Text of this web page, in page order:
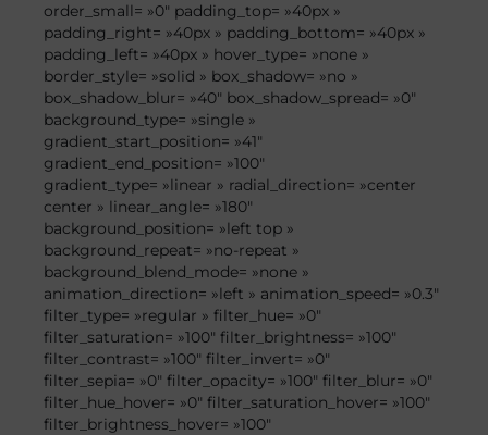
order_small= »0″ padding_top= »40px »
padding_right= »40px » padding_bottom= »40px »
padding_left= »40px » hover_type= »none »
border_style= »solid » box_shadow= »no »
box_shadow_blur= »40″ box_shadow_spread= »0″
background_type= »single »
gradient_start_position= »41″
gradient_end_position= »100″
gradient_type= »linear » radial_direction= »center
center » linear_angle= »180″
background_position= »left top »
background_repeat= »no-repeat »
background_blend_mode= »none »
animation_direction= »left » animation_speed= »0.3″
filter_type= »regular » filter_hue= »0″
filter_saturation= »100″ filter_brightness= »100″
filter_contrast= »100″ filter_invert= »0″
filter_sepia= »0″ filter_opacity= »100″ filter_blur= »0″
filter_hue_hover= »0″ filter_saturation_hover= »100″
filter_brightness_hover= »100″